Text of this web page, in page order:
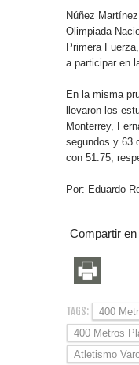
Núñez
Olimpiada
Primera
a participar en
En la misma
llevaron los
Monterrey,
segundos y 63
con 51.75,
Por: Eduardo
Compartir en
TAGS:
400
400 Metros
Atletismo